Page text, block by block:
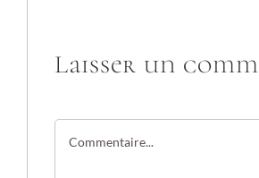
Laisser un
Commentaire